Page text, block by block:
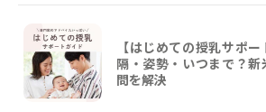
【はじめての授乳サポ
隔・姿勢・いつまで？
問を解決